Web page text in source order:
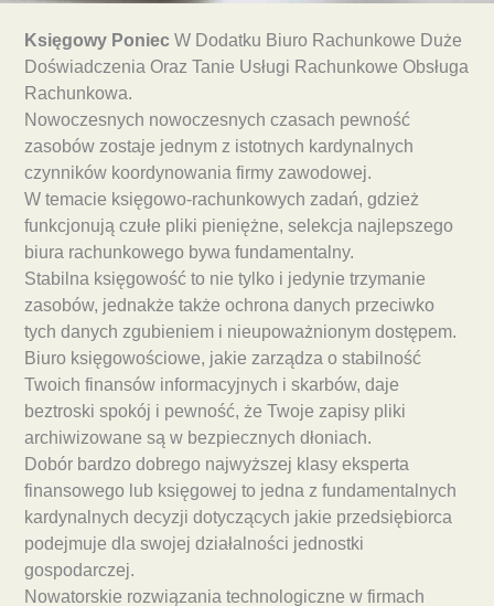
Księgowy Poniec W Dodatku Biuro Rachunkowe Duże
Doświadczenia Oraz Tanie Usługi Rachunkowe Obsługa
Rachunkowa.
Nowoczesnych nowoczesnych czasach pewność
zasobów zostaje jednym z istotnych kardynalnych
czynników koordynowania firmy zawodowej.
W temacie księgowo-rachunkowych zadań, gdzież
funkcjonują czułe pliki pieniężne, selekcja najlepszego
biura rachunkowego bywa fundamentalny.
Stabilna księgowość to nie tylko i jedynie trzymanie
zasobów, jednakże także ochrona danych przeciwko
tych danych zgubieniem i nieupoważnionym dostępem.
Biuro księgowościowe, jakie zarządza o stabilność
Twoich finansów informacyjnych i skarbów, daje
beztroski spokój i pewność, że Twoje zapisy pliki
archiwizowane są w bezpiecznych dłoniach.
Dobór bardzo dobrego najwyższej klasy eksperta
finansowego lub księgowej to jedna z fundamentalnych
kardynalnych decyzji dotyczących jakie przedsiębiorca
podejmuje dla swojej działalności jednostki
gospodarczej.
Nowatorskie rozwiązania technologiczne w firmach